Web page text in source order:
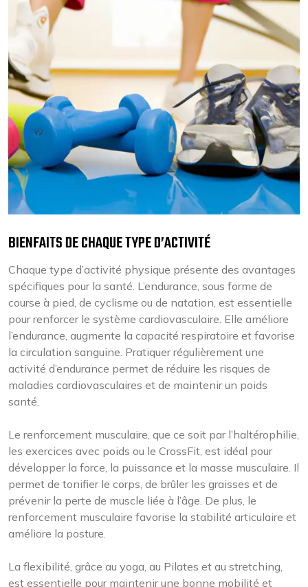
BIENFAITS DE CHAQUE TYPE D’ACTIVITÉ
Chaque type d’activité physique présente des avantages
spécifiques pour la santé. L’endurance, sous forme de
course à pied, de cyclisme ou de natation, est essentielle
pour renforcer le système cardiovasculaire. Elle améliore
l’endurance, augmente la capacité respiratoire et favorise
la circulation sanguine. Pratiquer régulièrement une
activité d’endurance permet de réduire les risques de
maladies cardiovasculaires et de maintenir un poids
santé.
Le renforcement musculaire, que ce soit par l’haltérophilie,
les exercices avec poids ou le CrossFit, est idéal pour
développer la force, la puissance et la masse musculaire. Il
permet de tonifier le corps, de brûler les graisses et de
prévenir la perte de muscle liée à l’âge. De plus, le
renforcement musculaire favorise la stabilité articulaire et
améliore la posture.
La flexibilité, grâce au yoga, au Pilates et au stretching,
est essentielle pour maintenir une bonne mobilité et